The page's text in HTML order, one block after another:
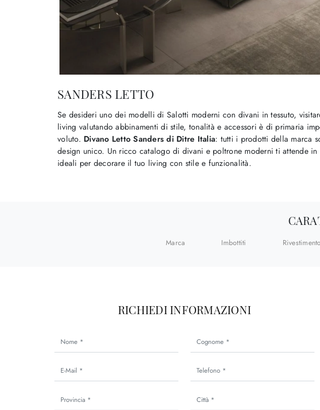
SANDERS LETTO
Se desideri uno dei modelli di Salotti moderni con divani in tessuto,
living valutando abbinamenti di stile, tonalità e accessori è di primaria
voluto. Divano Letto Sanders di Ditre Italia: tutti i prodotti della marca
design unico. Un ricco catalogo di divani e poltrone moderni ti attende
ideali per decorare il tuo living con stile e funzionalità.
Marca Imbottiti Rivestimento
RICHIEDI INFORMAZIONI